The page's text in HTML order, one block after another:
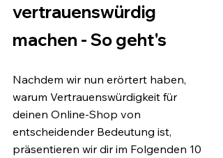
vertrauenswürdig
machen - So geht's
Nachdem wir nun erörtert haben,
warum Vertrauenswürdigkeit für
deinen Online-Shop von
entscheidender Bedeutung ist,
präsentieren wir dir im Folgenden 10